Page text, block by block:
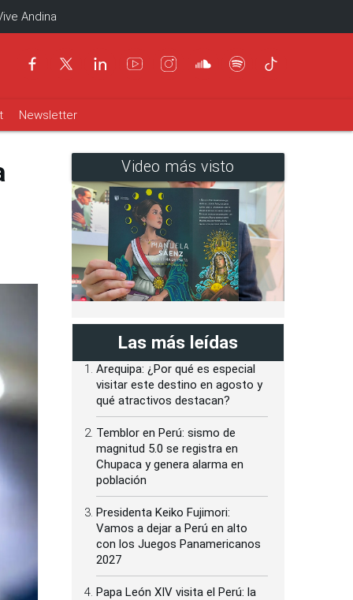
Andina
Newsletter
Video más visto
Las más leídas
Arequipa: ¿Por qué es especial
visitar este destino en agosto y
qué atractivos destacan?
Temblor en Perú: sismo de
magnitud 5.0 se registra en
Chupaca y genera alarma en
población
Presidenta Keiko Fujimori:
Vamos a dejar a Perú en alto
con los Juegos Panamericanos
2027
Papa León XIV visita el Perú: la